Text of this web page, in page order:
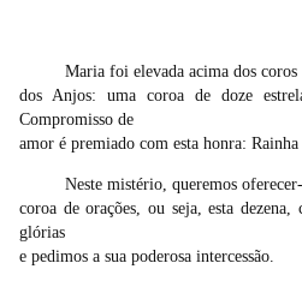
Maria foi elevada acima dos coros
dos Anjos: uma coroa de doze
Compromisso de
amor é premiado com esta honra:
Neste mistério, queremos
coroa de orações, ou seja, esta dezena,
glórias
e pedimos a sua poderosa intercessão.